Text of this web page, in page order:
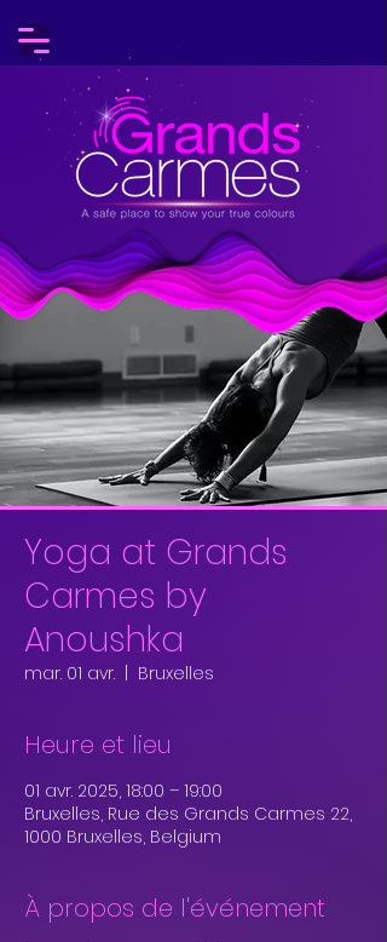
Yoga at Grands
Carmes by
Anoushka
mar. 01 avr. Bruxelles
Heure et lieu
01 avr. 2025, 18:00 – 19:00
Bruxelles, Rue des Grands Carmes 22,
1000 Bruxelles, Belgium
À propos de l'événement